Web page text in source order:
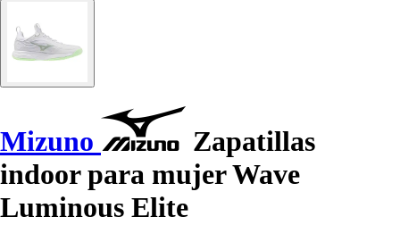
Mizuno
Zapatillas
indoor para mujer Wave
Luminous Elite